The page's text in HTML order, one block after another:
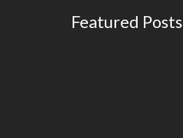
Featured Posts